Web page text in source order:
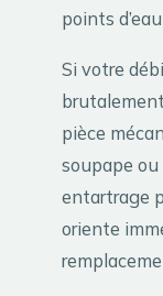
points
Si votre
pièce
soupape
entartrage
oriente